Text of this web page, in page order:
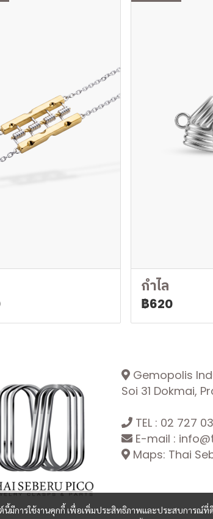
กำไล
฿620
นี้มีการใช้งานคุกกี้ เพื่อเพิ่มประสิทธิภาพและประสบการณ์ที่
Gemopolis
Soi 31 Dokmai,
TEL : 02 727
E-mail :
Maps: Thai